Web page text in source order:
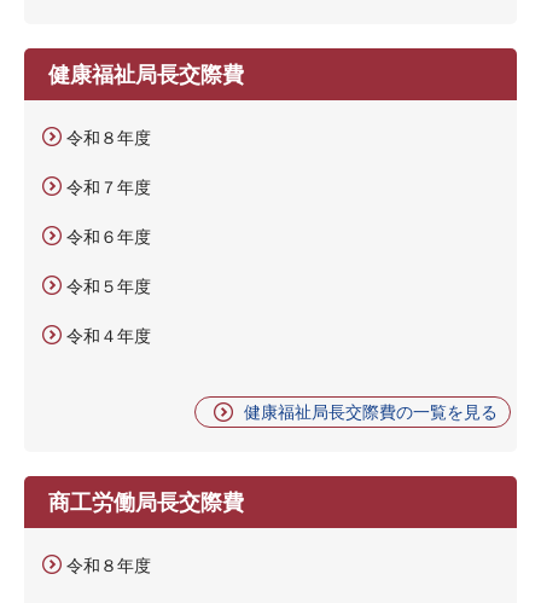
健康福祉局長交際費
令和８年度
令和７年度
令和６年度
令和５年度
令和４年度
健康福祉局長交際費の一覧を見る
商工労働局長交際費
令和８年度